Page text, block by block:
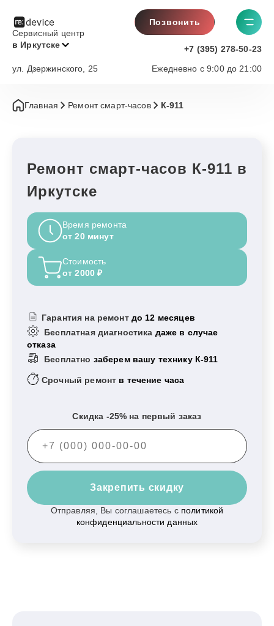
Сервисный центр
в Иркутске
Позвонить
+7 (395) 278-50-23
Ежедневно с 9:00 до 21:00
ул. Дзержинского, 25
Главная Ремонт смарт-часов К-911
Ремонт смарт-часов К-911 в
Иркутске
Время ремонта
от 20 минут
Стоимость
от 2000 ₽
Гарантия на ремонт до 12 месяцев
Бесплатная диагностика даже в случае
отказа
Бесплатно заберем вашу технику К-911
Срочный ремонт в течение часа
Скидка -25% на первый заказ
Закрепить скидку
Отправляя, Вы соглашаетесь с политикой
конфиденциальности данных